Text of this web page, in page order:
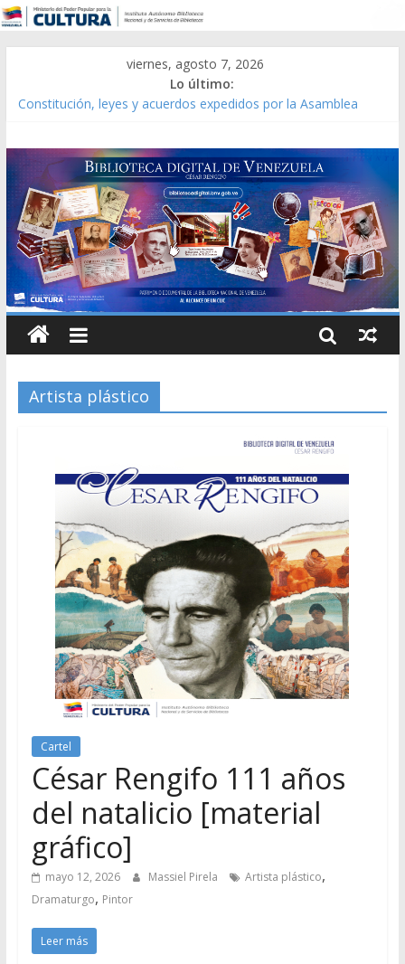
viernes, agosto 7, 2026
Lo último:
Constitución, leyes y acuerdos expedidos por la Asamblea
Modesta Bor Sánchez [material gráfico]
Gaceta Oficial de la República de Venezuela año CXXXIII Mes V,
Caracas 09 de marzo de 2006 N° 38.394
Catálogo temático de obras de Modesta Bor
Artista plástico
Cartel
César Rengifo 111 años
del natalicio [material
gráfico]
mayo 12, 2026 Massiel Pirela Artista plástico,
Dramaturgo, Pintor
Leer más